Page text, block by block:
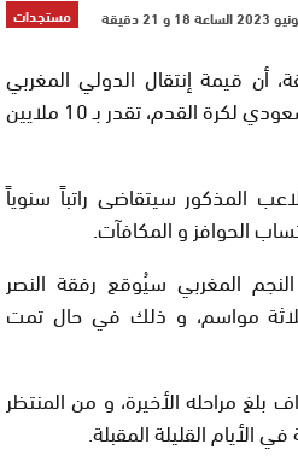
مستجدات
أن قيمة إنتقال الدولي المغربي
حكيم زياش إلى نادي النصر السعودي لكرة القدم، تقدر بـ 10 ملايين
المذكور سيتقاضى راتباً سنوياً
المغربي سيُوقع رفقة النصر
مواسم، و ذلك في حال تمت
بلغ مراحله الأخيرة، و من المنتظر
القليلة المقبلة.